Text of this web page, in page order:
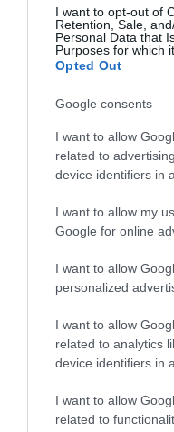
I want to opt-out of
Retention, Sale,
Personal Data that
Purposes for which
Opted Out
Google consents
I want to allow
related to
device identifiers in
I want to allow my
Google for online
I want to allow
personalized
I want to allow
related to analytics
device identifiers in
I want to allow
related to